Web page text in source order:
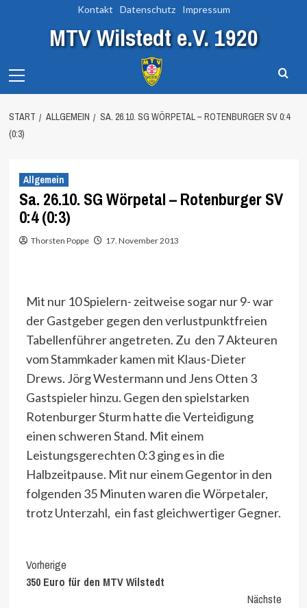
Kontakt Datenschutz Impressum
MTV Wilstedt e.V. 1920
Menu
START ALLGEMEIN
SA. 26.10. SG WÖRPETAL – ROTENBURGER SV 0:4
(0:3)
Allgemein
Sa. 26.10. SG Wörpetal – Rotenburger SV
0:4 (0:3)
Thorsten Poppe 17. November 2013
Mit nur 10 Spielern- zeitweise sogar nur 9- war
der Gastgeber gegen den verlustpunktfreien
Tabellenführer angetreten. Zu den 7 Akteuren
vom Stammkader kamen mit Klaus-Dieter
Drews. Jörg Westermann und Jens Otten 3
Gastspieler hinzu. Gegen den spielstarken
Rotenburger Sturm hatte die Verteidigung
einen schweren Stand. Mit einem
Leistungsgerechten 0:3 ging es in die
Halbzeitpause. Mit nur einem Gegentor in den
folgenden 35 Minuten waren die Wörpetaler,
trotz Unterzahl, ein fast gleichwertiger Gegner.
Continue
Reading
Vorherige
350 Euro für den MTV Wilstedt
Nächste